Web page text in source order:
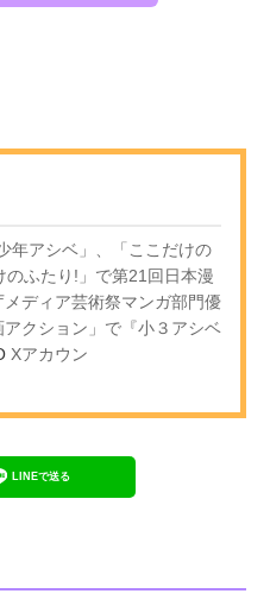
年アシベ」、「ここだけの
ふたり!」で第21回日本漫
ディア芸術祭マンガ部門優
クション」で『小３アシベ
Xアカウン
LINEで送る